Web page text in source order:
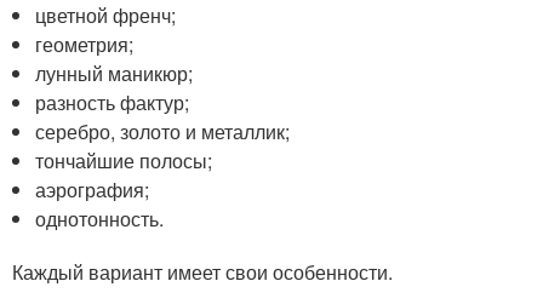
цветной френч;
геометрия;
лунный маникюр;
разность фактур;
серебро, золото и металлик;
тончайшие полосы;
аэрография;
однотонность.
Каждый вариант имеет свои особенности.